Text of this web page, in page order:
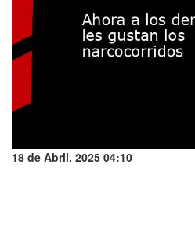
18 de Abril, 2025 04:10